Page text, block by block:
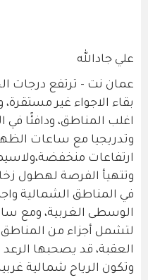
علي جادالله
عمان نت - ترتفع درجات
بقاء الاجواء غير
اغلب المناطق، ودافئًا في
وتدريجيا مع ساعات
ارتفاعات
وتتهيأ الفرصة لهطول
في المناطق الشمالية
الوسطى الغربية، ومع
لتشمل أجزاء من المناطق
العقبة، قد يصحبها
وتكون الرياح شمالية